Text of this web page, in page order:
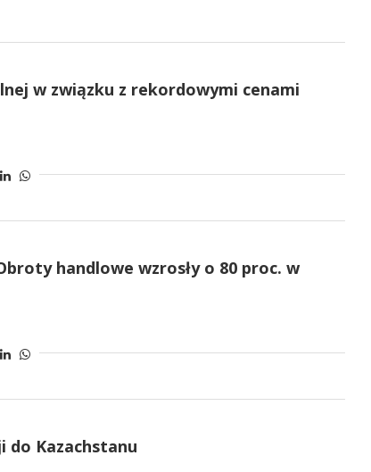
w związku z rekordowymi cenami
handlowe wzrosły o 80 proc. w
do Kazachstanu